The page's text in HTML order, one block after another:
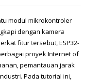
modul mikrokontroler
dengan kamera
fitur tersebut, ESP32-
proyek Internet of
pemantauan jarak
Pada tutorial ini,